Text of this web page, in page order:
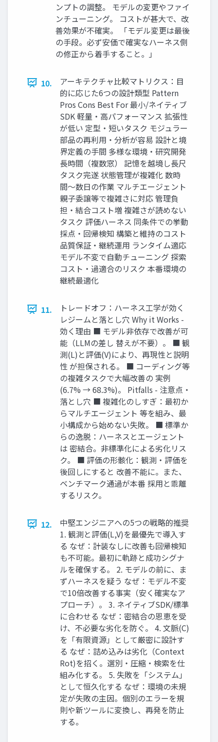
ンプトの調整。 モデルの変更やファイ
ンチューニング。 コストが甚大で、改
善効果が不確実。 「モデル変更は最後
の手段。必ず安価で確実なハーネス側
の修正から着手すること。」
10.
アーキテクチャ比較マトリクス：目
的に応じた6つの設計類型 Pattern
Pros Cons Best For 最小/ネイティブ
SDK 軽量・高パフォーマンス 拡張性
が低い 定型・短いタスク モジュラー
部品の再利用・分析が容易 設計と境
界定義の手間 多様な環境・研究開発
長時間（複数窓） 記憶を越境し長尺
タスク完遂 状態管理が複雑化 数時
間〜数日の作業 マルチエージェント
親子委譲等で複雑さに対応 管理負
担・結合コスト増 複雑さが読めない
タスク 評価ハーネス 同条件での挙動
採点・回帰検知 構築と維持のコスト
品質保証・継続運用 ランタイム適応
モデル不変で自動チューニング 探索
コスト・過適合のリスク 本番環境の
継続最適化
11.
トレードオフ：ハーネス工学が効く
レジームと落とし穴 Why it Works -
効く理由 ■ モデル非依存で改善が可
能（LLMの差し 替えが不要）。 ■ 観
測(L)と評価(V)により、再現性と説明
性 が担保される。 ■ コーディング等
の複雑タスクで大幅改善の 実例
(6.7% → 68.3%)。 Pitfalls - 注意点・
落とし穴 ■ 複雑化のしすぎ：最初か
らマルチエージェント 等を組み、最
小構成から始めない失敗。 ■ 標準か
らの逸脱：ハーネスとエージェント
は 密結合。非標準化による劣化リス
ク。 ■ 評価の形骸化：観測・評価を
後回しにすると 改善不能に。また、
ベンチマーク通過が本番 採用と乖離
するリスク。
12.
中堅エンジニアへの5つの戦略的推奨
1. 観測と評価(L,V)を最優先で導入す
る なぜ：計装なしに改善も回帰検知
も不可能。最初に軌跡と成功シグナ
ルを確保する。 2. モデルの前に、ま
ずハーネスを疑う なぜ：モデル不変
で10倍改善する事実（安く確実なア
プローチ）。 3. ネイティブSDK/標準
に合わせる なぜ：密結合の恩恵を受
け、不必要な劣化を防ぐ。 4. 文脈(C)
を「有限資源」として厳密に設計す
る なぜ：詰め込みは劣化（Context
Rot)を招く。選別・圧縮・検索を仕
組み化する。 5. 失敗を「システム」
として恒久化する なぜ：環境の未規
定が失敗の主因。個別のエラーを規
則や新ツールに変換し、再発を防止
する。